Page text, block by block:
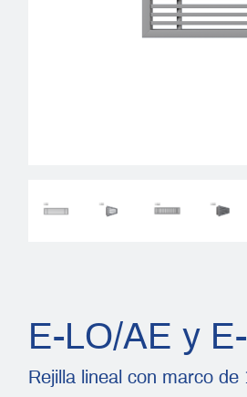
E-LO/AE y
Rejilla lineal con marco de